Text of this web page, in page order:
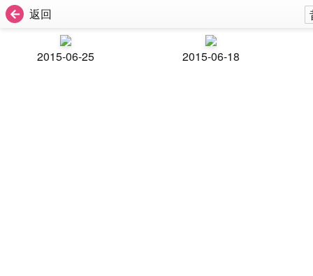
返回
2015-06-25 2015-06-18